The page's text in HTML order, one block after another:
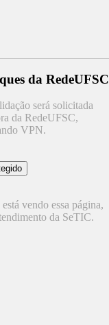
da RedeUFSC
será solicitada
da RedeUFSC,
VPN.
vendo essa página,
da SeTIC.